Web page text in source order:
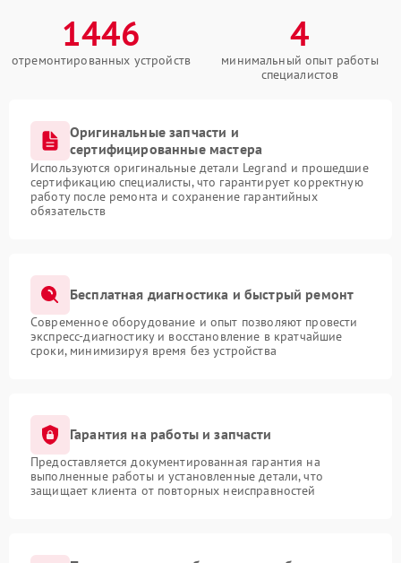
1446
отремонтированных устройств
4
минимальный опыт работы
специалистов
Оригинальные запчасти и
сертифицированные мастера
Используются оригинальные детали Legrand и прошедшие
сертификацию специалисты, что гарантирует корректную
работу после ремонта и сохранение гарантийных
обязательств
Бесплатная диагностика и быстрый ремонт
Современное оборудование и опыт позволяют провести
экспресс-диагностику и восстановление в кратчайшие
сроки, минимизируя время без устройства
Гарантия на работы и запчасти
Предоставляется документированная гарантия на
выполненные работы и установленные детали, что
защищает клиента от повторных неисправностей